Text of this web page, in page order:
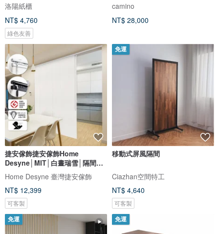
洛陽紙櫃
NT$ 4,760
綠色友善
camino
NT$ 28,000
捷安傢飾捷安傢飾Home
Desyne│MIT│白晝瑞雪│隔間片
簾│隔冷氣
Home Desyne 臺灣捷安傢飾
NT$ 12,399
可客製
免運
移動式屏風隔間
Ciazhan空間特工
NT$ 4,640
可客製
免運 免運